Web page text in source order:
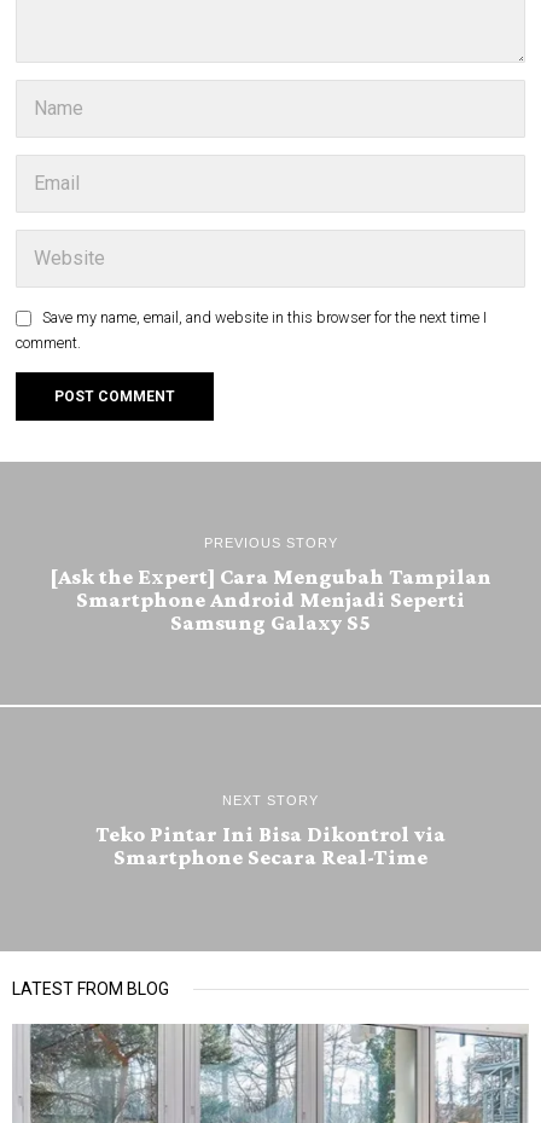
Save my name, email, and website in this browser for the next time I
comment.
PREVIOUS STORY
[Ask the Expert] Cara Mengubah Tampilan
Smartphone Android Menjadi Seperti
Samsung Galaxy S5
NEXT STORY
Teko Pintar Ini Bisa Dikontrol via
Smartphone Secara Real-Time
LATEST FROM BLOG